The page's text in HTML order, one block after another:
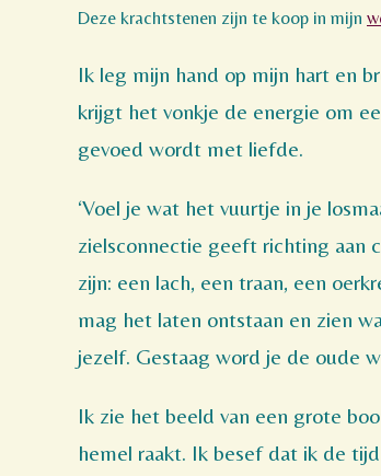
Deze krachtstenen zijn te koop in mijn
Ik leg mijn hand op mijn hart en
krijgt het vonkje de energie om
gevoed wordt met liefde.
‘Voel je wat het vuurtje in je
zielsconnectie geeft richting aan
zijn: een lach, een traan, een
mag het laten ontstaan en zien
jezelf. Gestaag word je de oude
Ik zie het beeld van een grote
hemel raakt. Ik besef dat ik de